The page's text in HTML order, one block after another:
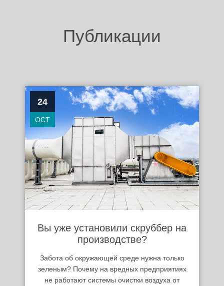
Публикации
24
OCT
Вы уже установили скруббер на
производстве?
Забота об окружающей среде нужна только
зеленым? Почему на вредных предприятиях
не работают системы очистки воздуха от